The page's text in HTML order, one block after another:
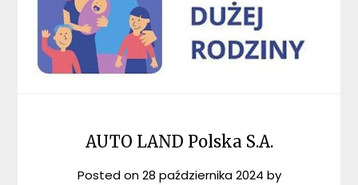
AUTO LAND Polska S.A.
Posted on28 października 2024 by